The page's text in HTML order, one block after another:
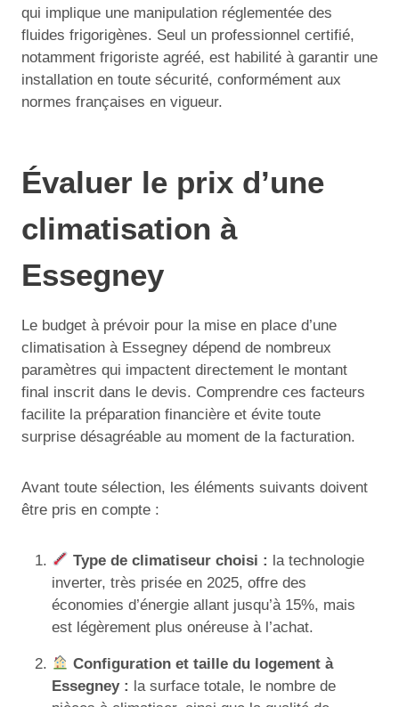
qui implique une manipulation réglementée des
fluides frigorigènes. Seul un professionnel certifié,
notamment frigoriste agréé, est habilité à garantir une
installation en toute sécurité, conformément aux
normes françaises en vigueur.
Évaluer le prix d’une
climatisation à
Essegney
Le budget à prévoir pour la mise en place d’une
climatisation à Essegney dépend de nombreux
paramètres qui impactent directement le montant
final inscrit dans le devis. Comprendre ces facteurs
facilite la préparation financière et évite toute
surprise désagréable au moment de la facturation.
Avant toute sélection, les éléments suivants doivent
être pris en compte :
Type de climatiseur choisi : la technologie
inverter, très prisée en 2025, offre des
économies d’énergie allant jusqu’à 15%, mais
est légèrement plus onéreuse à l’achat.
Configuration et taille du logement à
Essegney : la surface totale, le nombre de